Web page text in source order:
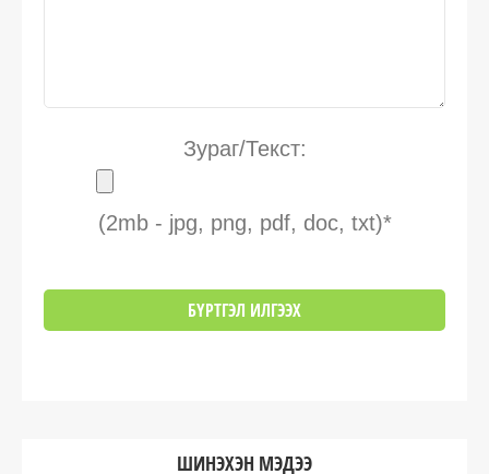
Зураг/Текст:
(2mb - jpg, png, pdf, doc, txt)*
ШИНЭХЭН МЭДЭЭ